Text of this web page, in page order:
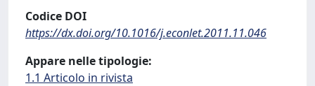
Codice DOI
https://dx.doi.org/10.1016/j.econlet.2011.11.046
Appare nelle tipologie:
1.1 Articolo in rivista